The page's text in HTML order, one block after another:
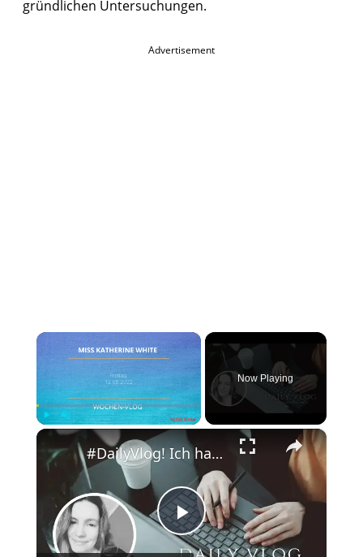
gründlichen Untersuchungen.
Advertisement
×
Play Unmute
Now Playing
×
Play
#DailyVlog! Ich hatte ein absolutes, produktives Wochenende.